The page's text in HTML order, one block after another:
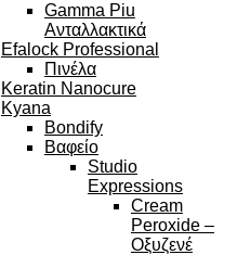
Gamma Piu
Ανταλλακτικά
Efalock Professional
Πινέλα
Keratin Nanocure
Kyana
Bondify
Βαφείο
Studio
Expressions
Cream
Peroxide –
Οξυζενέ